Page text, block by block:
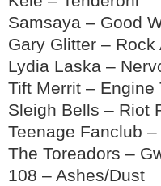
Samsaya – Good
Gary Glitter –
Lydia Laska –
Tift Merrit – Engine
Sleigh Bells – Riot
Teenage Fanclub
The Toreadors –
108 – Ashes/Dust